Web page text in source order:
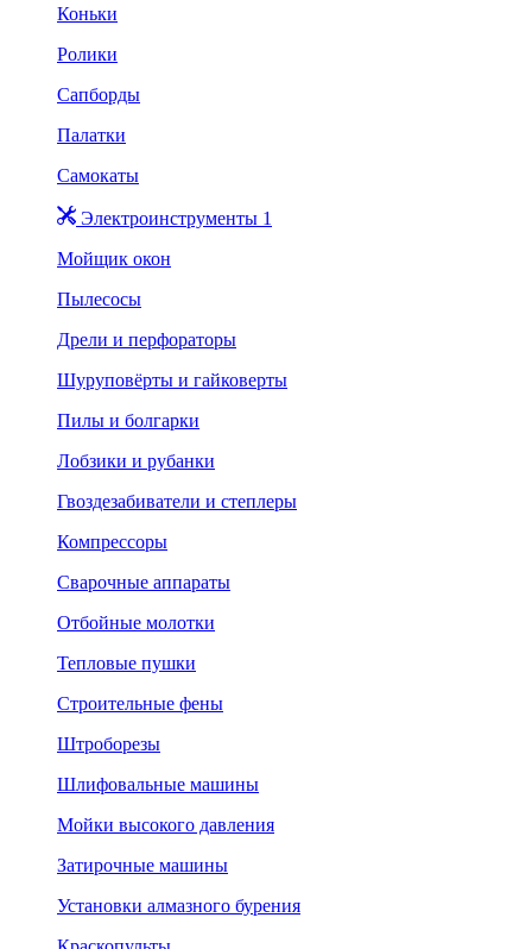
Коньки
Ролики
Сапборды
Палатки
Самокаты
Электроинструменты 1
Мойщик окон
Пылесосы
Дрели и перфораторы
Шуруповёрты и гайковерты
Пилы и болгарки
Лобзики и рубанки
Гвоздезабиватели и степлеры
Компрессоры
Сварочные аппараты
Отбойные молотки
Тепловые пушки
Строительные фены
Штроборезы
Шлифовальные машины
Мойки высокого давления
Затирочные машины
Установки алмазного бурения